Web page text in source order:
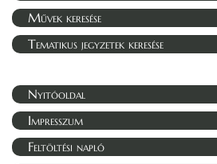
Művek keresése
Tematikus jegyzetek keresése
Nyitóoldal
Impresszum
Feltöltési napló